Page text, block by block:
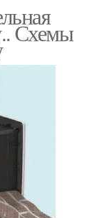
вентиляция
через стену
Схемы